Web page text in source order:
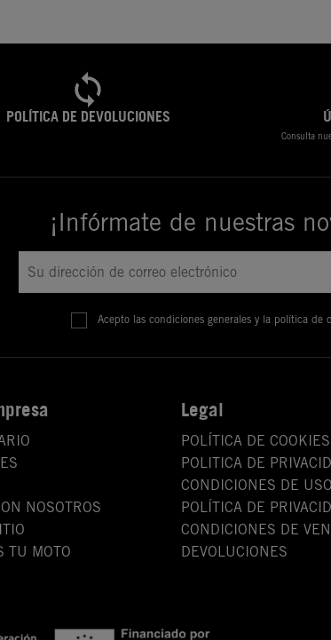
POLÍTICA DE DEVOLUCIONES
Consulta
¡Infórmate de nuestras
Acepto las condiciones generales y la política de
NOSOTROS
TU MOTO
Legal
POLÍTICA DE COOKIES
POLITICA DE
CONDICIONES DE USO
POLÍTICA DE
CONDICIONES DE
DEVOLUCIONES